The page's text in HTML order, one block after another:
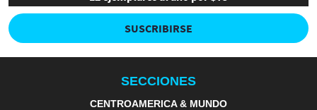
SUSCRIBIRSE
SECCIONES
CENTROAMERICA & MUNDO